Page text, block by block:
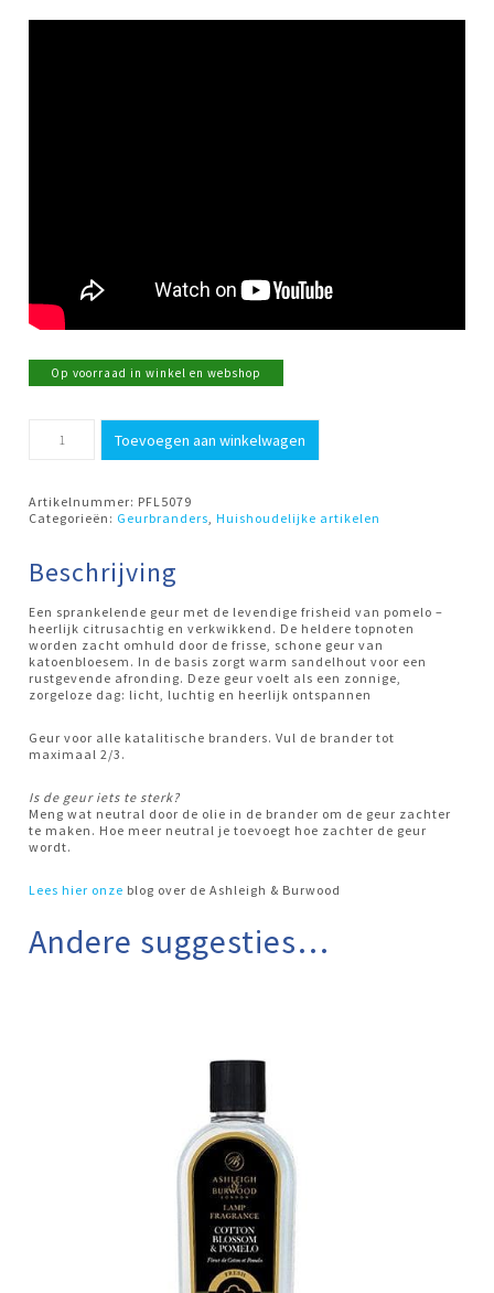
Op voorraad in winkel en webshop
Cotton
Ashleigh
&
Toevoegen aan winkelwagen
Artikelnummer: PFL5079
Categorieën: Geurbranders ,Huishoudelijke artikelen
Beschrijving
Een sprankelende geur met de levendige frisheid van pomelo –
heerlijk citrusachtig en verkwikkend. De heldere topnoten
worden zacht omhuld door de frisse, schone geur van
katoenbloesem. In de basis zorgt warm sandelhout voor een
rustgevende afronding. Deze geur voelt als een zonnige,
zorgeloze dag: licht, luchtig en heerlijk ontspannen
Geur voor alle katalitische branders. Vul de brander tot
maximaal 2/3.
Is de geur iets te sterk?
Meng wat neutral door de olie in de brander om de geur zachter
te maken. Hoe meer neutral je toevoegt hoe zachter de geur
wordt.
Lees hier onze blog over de Ashleigh & Burwood
Andere suggesties…